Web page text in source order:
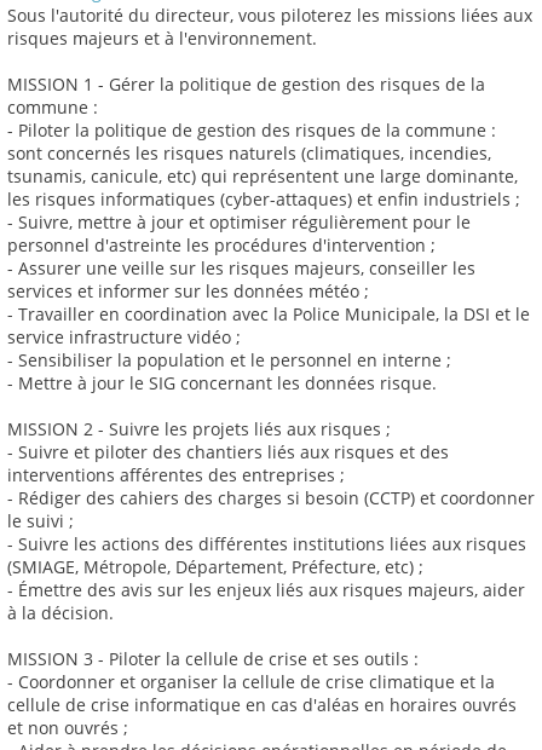
Sous l'autorité du directeur, vous piloterez les missions liées aux
risques majeurs et à l'environnement.
MISSION 1 - Gérer la politique de gestion des risques de la
commune :
- Piloter la politique de gestion des risques de la commune :
sont concernés les risques naturels (climatiques, incendies,
tsunamis, canicule, etc) qui représentent une large dominante,
les risques informatiques (cyber-attaques) et enfin industriels ;
- Suivre, mettre à jour et optimiser régulièrement pour le
personnel d'astreinte les procédures d'intervention ;
- Assurer une veille sur les risques majeurs, conseiller les
services et informer sur les données météo ;
- Travailler en coordination avec la Police Municipale, la DSI et le
service infrastructure vidéo ;
- Sensibiliser la population et le personnel en interne ;
- Mettre à jour le SIG concernant les données risque.
MISSION 2 - Suivre les projets liés aux risques ;
- Suivre et piloter des chantiers liés aux risques et des
interventions afférentes des entreprises ;
- Rédiger des cahiers des charges si besoin (CCTP) et coordonner
le suivi ;
- Suivre les actions des différentes institutions liées aux risques
(SMIAGE, Métropole, Département, Préfecture, etc) ;
- Émettre des avis sur les enjeux liés aux risques majeurs, aider
à la décision.
MISSION 3 - Piloter la cellule de crise et ses outils :
- Coordonner et organiser la cellule de crise climatique et la
cellule de crise informatique en cas d'aléas en horaires ouvrés
et non ouvrés ;